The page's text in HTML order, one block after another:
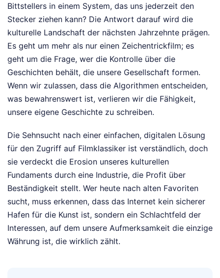
Bittstellers in einem System, das uns jederzeit den
Stecker ziehen kann? Die Antwort darauf wird die
kulturelle Landschaft der nächsten Jahrzehnte prägen.
Es geht um mehr als nur einen Zeichentrickfilm; es
geht um die Frage, wer die Kontrolle über die
Geschichten behält, die unsere Gesellschaft formen.
Wenn wir zulassen, dass die Algorithmen entscheiden,
was bewahrenswert ist, verlieren wir die Fähigkeit,
unsere eigene Geschichte zu schreiben.
Die Sehnsucht nach einer einfachen, digitalen Lösung
für den Zugriff auf Filmklassiker ist verständlich, doch
sie verdeckt die Erosion unseres kulturellen
Fundaments durch eine Industrie, die Profit über
Beständigkeit stellt. Wer heute nach alten Favoriten
sucht, muss erkennen, dass das Internet kein sicherer
Hafen für die Kunst ist, sondern ein Schlachtfeld der
Interessen, auf dem unsere Aufmerksamkeit die einzige
Währung ist, die wirklich zählt.